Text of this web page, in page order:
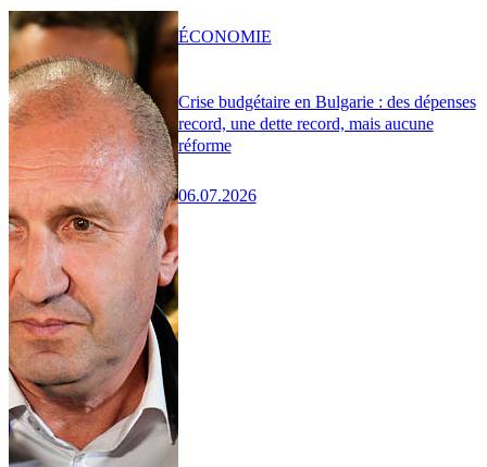
Crise budgétaire en Bulgarie : des dépenses
record, une dette record, mais aucune
réforme
06.07.2026
ÉCONOMIE